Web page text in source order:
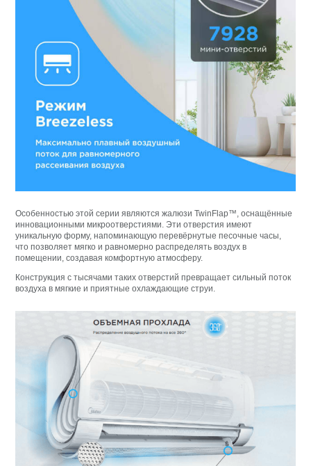
Особенностью этой серии являются жалюзи TwinFlap™, оснащённые
инновационными микроотверстиями. Эти отверстия имеют
уникальную форму, напоминающую перевёрнутые песочные часы,
что позволяет мягко и равномерно распределять воздух в
помещении, создавая комфортную атмосферу.
Конструкция с тысячами таких отверстий превращает сильный поток
воздуха в мягкие и приятные охлаждающие струи.